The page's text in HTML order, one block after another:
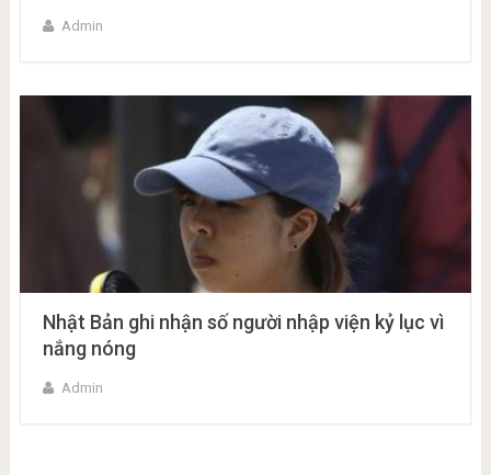
Admin
Nhật Bản ghi nhận số người nhập viện kỷ lục vì
nắng nóng
Admin